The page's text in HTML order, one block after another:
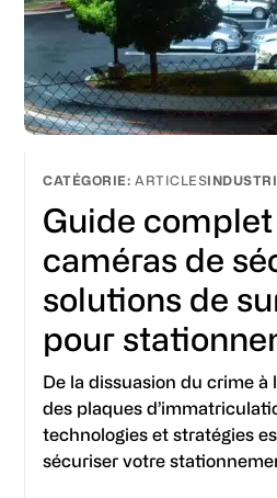
ARTICLES
Guide
caméras de
solutions de
pour
De la dissuasion du crime à
des plaques
technologies et stratégies
sécuriser votre